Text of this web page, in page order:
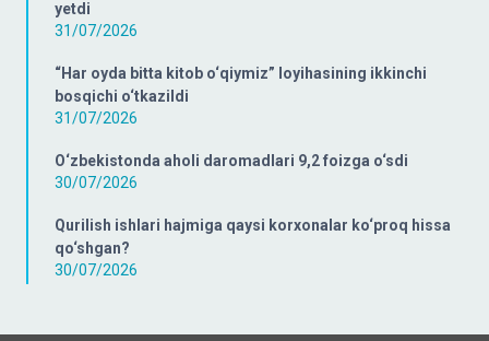
yetdi
31/07/2026
“Har oyda bitta kitob o‘qiymiz” loyihasining ikkinchi
bosqichi o‘tkazildi
31/07/2026
O‘zbekistonda aholi daromadlari 9,2 foizga o‘sdi
30/07/2026
Qurilish ishlari hajmiga qaysi korxonalar ko‘proq hissa
qo‘shgan?
30/07/2026